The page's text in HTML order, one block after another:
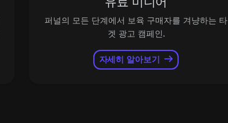
퍼널의 모든 단계에서 보육 구매자를 겨냥하는 타
겟 광고 캠페인.
자세히 알아보기